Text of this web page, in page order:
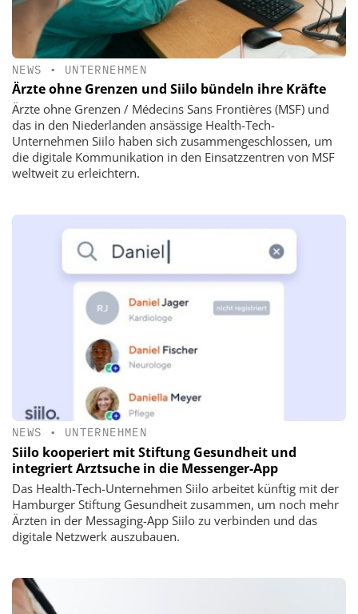
NEWS • UNTERNEHMEN
Ärzte ohne Grenzen und Siilo bündeln ihre Kräfte
Ärzte ohne Grenzen / Médecins Sans Frontières (MSF) und
das in den Niederlanden ansässige Health-Tech-
Unternehmen Siilo haben sich zusammengeschlossen, um
die digitale Kommunikation in den Einsatzzentren von MSF
weltweit zu erleichtern.
NEWS • UNTERNEHMEN
Siilo kooperiert mit Stiftung Gesundheit und
integriert Arztsuche in die Messenger-App
Das Health-Tech-Unternehmen Siilo arbeitet künftig mit der
Hamburger Stiftung Gesundheit zusammen, um noch mehr
Ärzten in der Messaging-App Siilo zu verbinden und das
digitale Netzwerk auszubauen.